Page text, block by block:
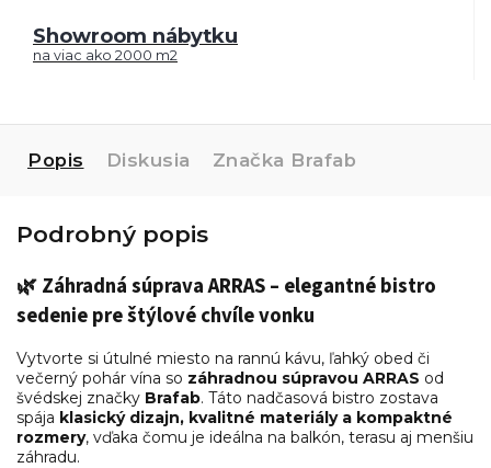
Showroom nábytku
na viac ako 2000 m2
Popis Diskusia Značka Brafab
Podrobný popis
🌿Záhradná súprava ARRAS – elegantné bistro
sedenie pre štýlové chvíle vonku
Vytvorte si útulné miesto na rannú kávu, ľahký obed či
večerný pohár vína so záhradnou súpravou ARRAS od
švédskej značky Brafab. Táto nadčasová bistro zostava
spája klasický dizajn, kvalitné materiály a kompaktné
rozmery, vďaka čomu je ideálna na balkón, terasu aj menšiu
záhradu.